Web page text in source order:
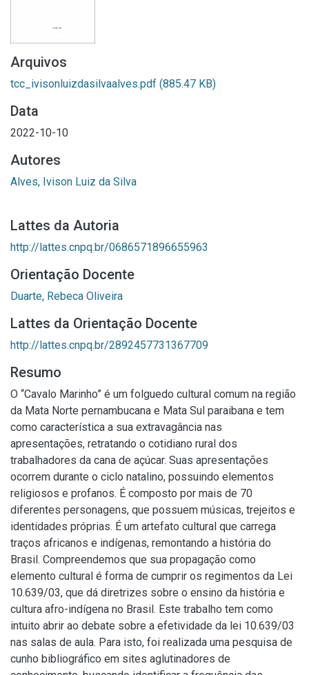
Arquivos
tcc_ivisonluizdasilvaalves.pdf (885.47 KB)
Data
2022-10-10
Autores
Alves, Ivison Luiz da Silva
Lattes da Autoria
http://lattes.cnpq.br/0686571896655963
Orientação Docente
Duarte, Rebeca Oliveira
Lattes da Orientação Docente
http://lattes.cnpq.br/2892457731367709
Resumo
O “Cavalo Marinho” é um folguedo cultural comum na região
da Mata Norte pernambucana e Mata Sul paraibana e tem
como característica a sua extravagância nas
apresentações, retratando o cotidiano rural dos
trabalhadores da cana de açúcar. Suas apresentações
ocorrem durante o ciclo natalino, possuindo elementos
religiosos e profanos. É composto por mais de 70
diferentes personagens, que possuem músicas, trejeitos e
identidades próprias. É um artefato cultural que carrega
traços africanos e indígenas, remontando a história do
Brasil. Compreendemos que sua propagação como
elemento cultural é forma de cumprir os regimentos da Lei
10.639/03, que dá diretrizes sobre o ensino da história e
cultura afro-indígena no Brasil. Este trabalho tem como
intuito abrir ao debate sobre a efetividade da lei 10.639/03
nas salas de aula. Para isto, foi realizada uma pesquisa de
cunho bibliográfico em sites aglutinadores de